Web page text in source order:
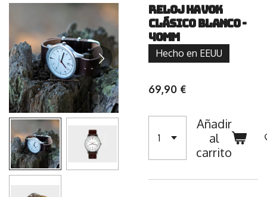
RELOJ HAVOK
CLÁSICO BLANCO -
40MM
Hecho en EEUU
69,90 €
Añadir
al
carrito